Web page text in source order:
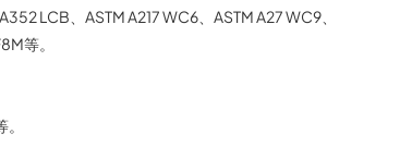
LCB、ASTM A217 WC6、ASTM A27 WC9、
等。